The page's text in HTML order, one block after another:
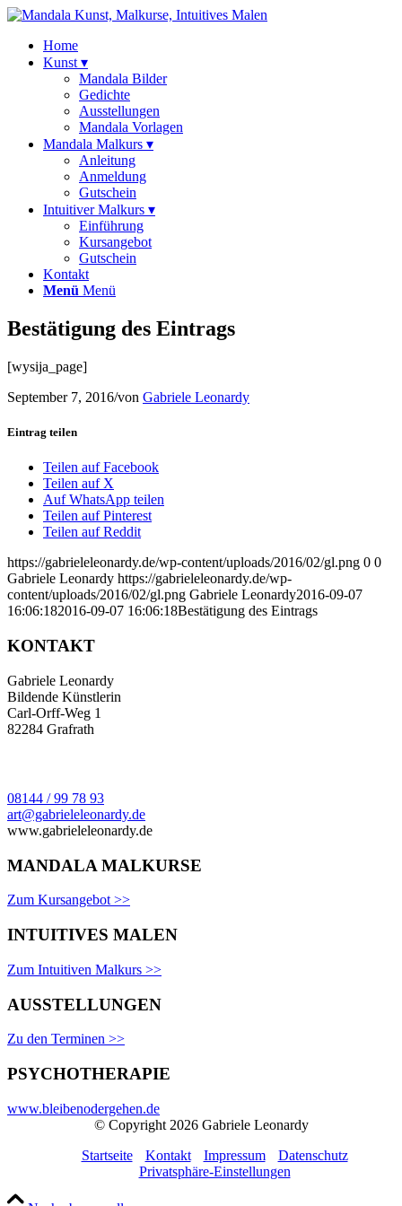
Home
Kunst ▾
Mandala Bilder
Gedichte
Ausstellungen
Mandala Vorlagen
Mandala Malkurs ▾
Anleitung
Anmeldung
Gutschein
Intuitiver Malkurs ▾
Einführung
Kursangebot
Gutschein
Kontakt
Menü Menü
Bestätigung des Eintrags
[wysija_page]
September 7, 2016/von Gabriele Leonardy
Eintrag teilen
Teilen auf Facebook
Teilen auf X
Auf WhatsApp teilen
Teilen auf Pinterest
Teilen auf Reddit
https://gabrieleleonardy.de/wp-content/uploads/2016/02/gl.png 0 0
Gabriele Leonardy https://gabrieleleonardy.de/wp-
content/uploads/2016/02/gl.png Gabriele Leonardy2016-09-07
16:06:182016-09-07 16:06:18Bestätigung des Eintrags
KONTAKT
Gabriele Leonardy
Bildende Künstlerin
Carl-Orff-Weg 1
82284 Grafrath
08144 / 99 78 93
art@gabrieleleonardy.de
www.gabrieleleonardy.de
MANDALA MALKURSE
Zum Kursangebot >>
INTUITIVES MALEN
Zum Intuitiven Malkurs >>
AUSSTELLUNGEN
Zu den Terminen >>
PSYCHOTHERAPIE
www.bleibenodergehen.de
© Copyright 2026 Gabriele Leonardy
Startseite
Kontakt Impressum
Datenschutz
Privatsphäre-Einstellungen